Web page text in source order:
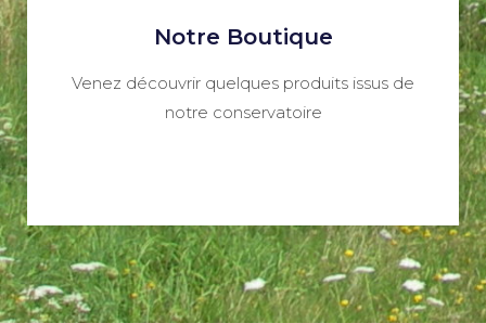
Notre Boutique
Venez découvrir quelques produits issus de
notre conservatoire